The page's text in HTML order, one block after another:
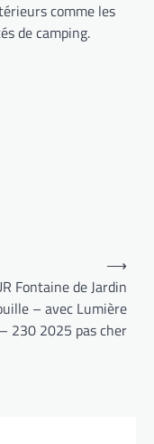
comme les
de camping.
Fontaine de Jardin
– avec Lumière
230 2025 pas cher
⟶